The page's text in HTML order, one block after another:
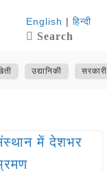
English | हिन्दी
Search
उद्यानिकी